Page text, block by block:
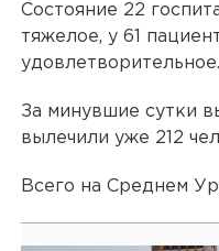
Состояние 22
тяжелое, у 61
удовлетворительное.
За минувшие сутки
вылечили уже 212
Всего на Среднем